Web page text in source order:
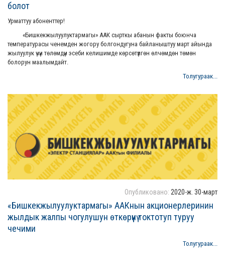
болот
Урматтуу абоненттер!
«Бишкекжылуулуктармагы» ААК сырткы абанын факты боюнча
температурасы ченемден жогору болгондугуна байланыштуу март айында
жылуулук үчүн төлөмдүн эсеби келишимде көрсөтүлгөн өлчөмдөн төмөн
болорун маалымдайт.
Толугураак...
Опубликовано: 2020-ж. 30-март
«Бишкекжылуулуктармагы» ААКнын акционерлеринин
жылдык жалпы чогулушун өткөрүүнү токтотуп туруу
чечими
Толугураак...